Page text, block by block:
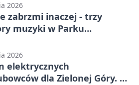
2026
zabrzmi inaczej - trzy
muzyki w Parku
2026
elektrycznych
dla Zielonej Góry. To